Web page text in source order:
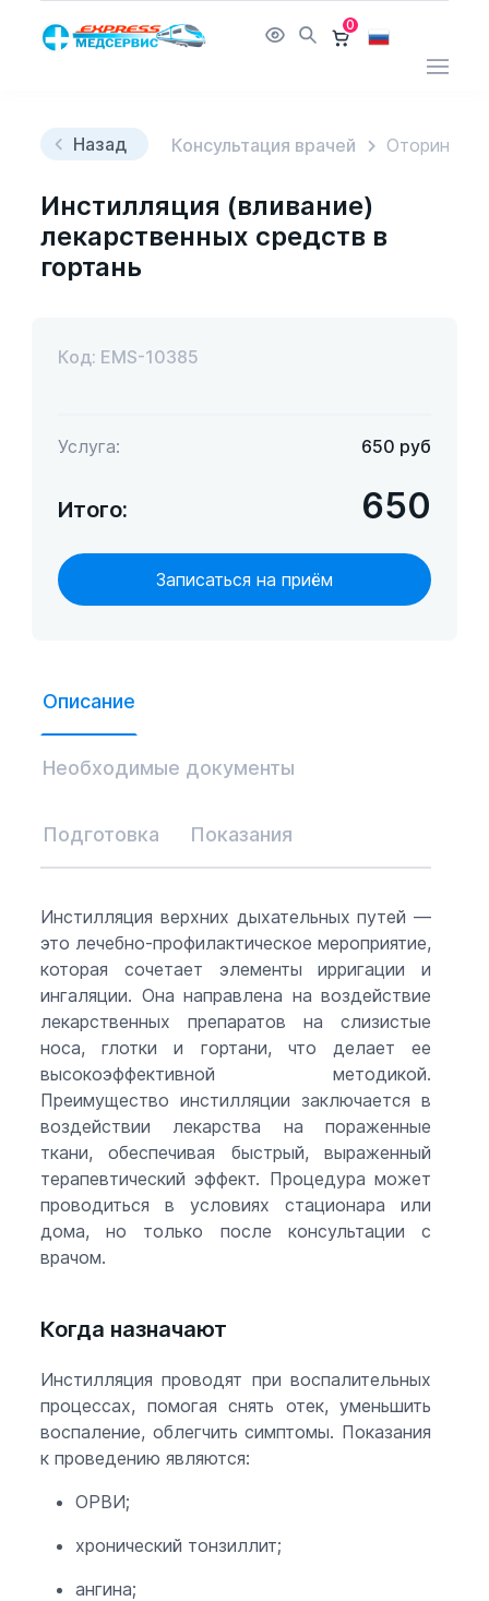
0
Назад Консультация врачей
Инстилляция (вливание)
лекарственных средств в
гортань
Описание
Необходимые документы
Подготовка Показания
Инстилляция верхних дыхательных путей —
это лечебно-профилактическое мероприятие,
которая сочетает элементы ирригации и
ингаляции. Она направлена на воздействие
лекарственных препаратов на слизистые
носа, глотки и гортани, что делает ее
высокоэффективной методикой.
Преимущество инстилляции заключается в
воздействии лекарства на пораженные
ткани, обеспечивая быстрый, выраженный
терапевтический эффект. Процедура может
проводиться в условиях стационара или
дома, но только после консультации с
врачом.
Когда назначают
Инстилляция проводят при воспалительных
процессах, помогая снять отек, уменьшить
воспаление, облегчить симптомы. Показания
к проведению являются:
ОРВИ;
хронический тонзиллит;
ангина;
Код: EMS-10385
Услуга: 650 руб
Итого: 650
Записаться на приём